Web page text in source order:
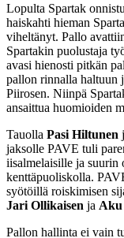
Lopulta Spartak
haiskahti hieman
viheltänyt. Pallo
Spartakin puolustaja
avasi hienosti pitkän
pallon rinnalla haltuun
Piirosen. Niinpä
ansaittua huomioiden
Tauolla Pasi Hiltunen
jaksolle PAVE tuli
iisalmelaisille ja suurin
kenttäpuoliskolla.
syötöillä roiskimisen
Jari Ollikaisen ja Aku
Pallon hallinta ei vain